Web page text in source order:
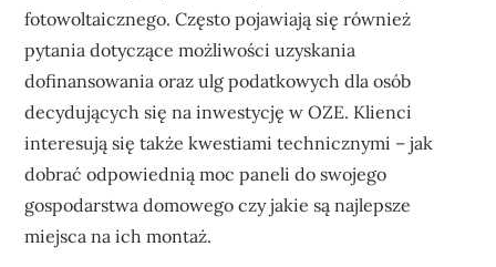
fotowoltaicznego. Często pojawiają się również
pytania dotyczące możliwości uzyskania
dofinansowania oraz ulg podatkowych dla osób
decydujących się na inwestycję w OZE. Klienci
interesują się także kwestiami technicznymi – jak
dobrać odpowiednią moc paneli do swojego
gospodarstwa domowego czy jakie są najlepsze
miejsca na ich montaż.